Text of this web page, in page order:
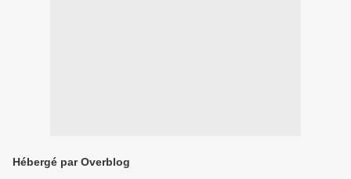
Hébergé par Overblog